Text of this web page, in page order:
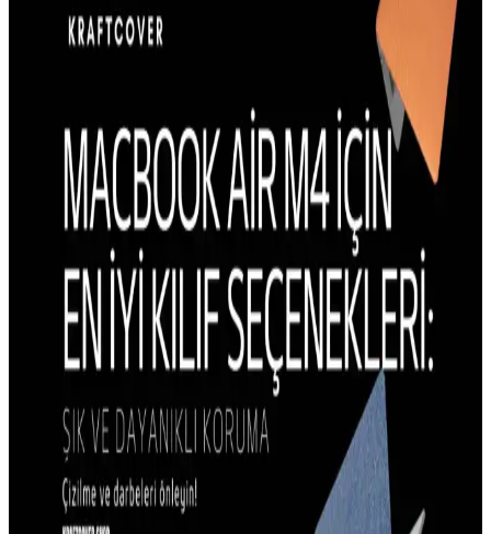
Galaxy S23 İçin MagSafe Uyumlu Kılıf Durumu ve
Galaxy S23 için resmi veya önerilen MagSafe uyumlu kılıf
seçenekleri bulunmamaktadır. Alternatif manyetik çözümler veya
farklı kılıf seçenekleri değerlendirilmelidir.
iPhone 15 Pro Kılıflarında Estetik ve Tasarım
Trendleri Güncel Modellerle
iPhone 15 Pro kılıflarının estetik tasarım özellikleri, malzeme ve
renk seçenekleriyle kullanıcıların beklentilerini karşılar, koruma ve
şıklık sağlar.
iPhone 14 Plus Kılıf Trendleri ve Güncel Tasarım
Özellikleri Analizi
iPhone 14 Plus kılıf trendleri, dayanıklılık, şıklık ve fonksiyonellik
odaklı tasarımlarla öne çıkıyor. Malzeme seçimleri ve kullanıcı
beklentileri doğrultusunda en uygun seçenekleri keşfedin.
iPhone 14 Plus için En İyi Dayanıklı ve Estetik Kılıf
Tavsiyeleri